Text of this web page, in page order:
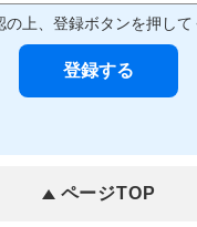
の上、登録ボタンを押して
ページTOP